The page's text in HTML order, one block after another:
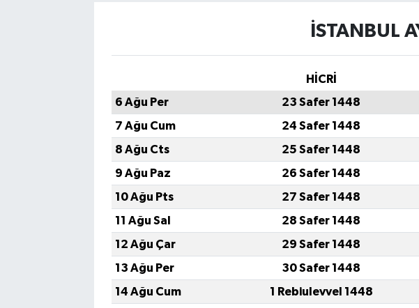
İSTANBUL
HİCRİ
6 Ağu Per
23 Safer 1448
7 Ağu Cum
24 Safer 1448
8 Ağu Cts
25 Safer 1448
9 Ağu Paz
26 Safer 1448
10 Ağu Pts
27 Safer 1448
11 Ağu Sal
28 Safer 1448
12 Ağu Çar
29 Safer 1448
13 Ağu Per
30 Safer 1448
14 Ağu Cum
1 Rebiulevvel 1448